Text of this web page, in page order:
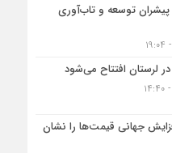
توسعه و تاب‌آوری
جهانی قیمت‌ها را نشان